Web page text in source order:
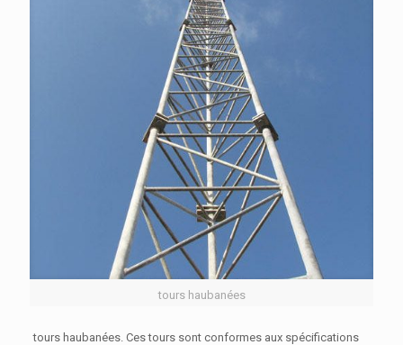
tours haubanées
tours haubanées. Ces tours sont conformes aux spécifications